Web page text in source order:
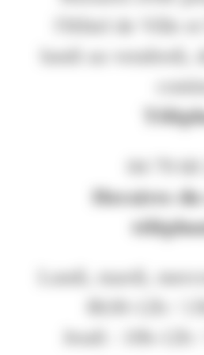
l'Hôtel de Ville
lundi au vendredi,
Horaires
Lundi, mardi,
Jeudi : 10h-12h